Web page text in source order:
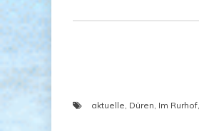
aktuelle, Düren, Im Rurhof,